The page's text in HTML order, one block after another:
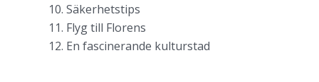
Säkerhetstips
Flyg till Florens
En fascinerande kulturstad